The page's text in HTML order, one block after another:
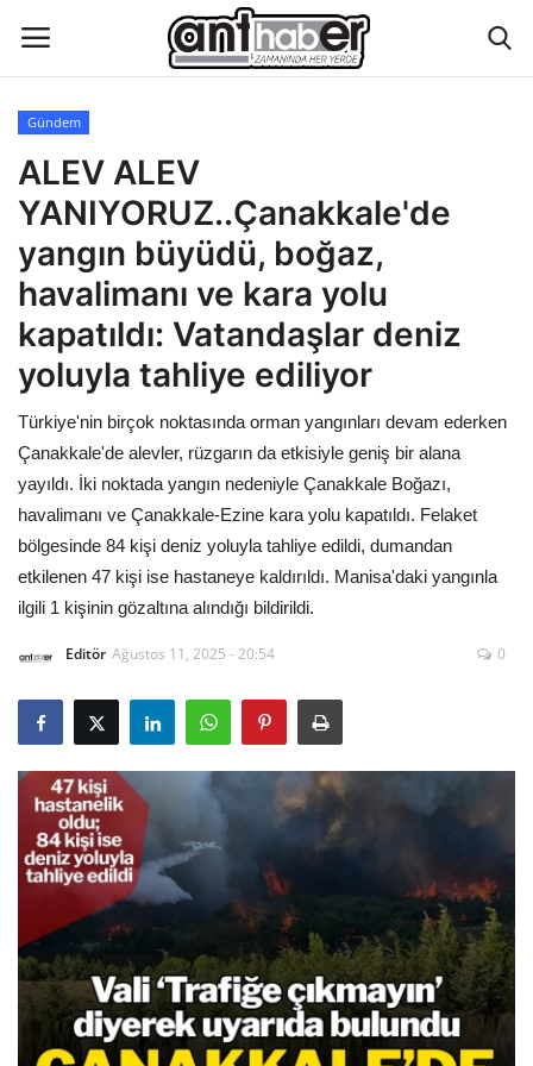
Künye
Eğitim
Aktüel Magazin
Hakkımızda
Asayiş
Çevre
Gizlilik Politikası
Reklam ve İşbirliği
Bodrum Trafik Yoğunluk Haritası
Turizm
Siyaset
Bodrum Nöbetçi Eczaneler
Köşe Yazarları
Spor
Gündem
ALEV ALEV
YANIYORUZ..Çanakkale'de
yangın büyüdü, boğaz,
havalimanı ve kara yolu
kapatıldı: Vatandaşlar deniz
yoluyla tahliye ediliyor
Türkiye'nin birçok noktasında orman yangınları devam ederken
Çanakkale'de alevler, rüzgarın da etkisiyle geniş bir alana
yayıldı. İki noktada yangın nedeniyle Çanakkale Boğazı,
havalimanı ve Çanakkale-Ezine kara yolu kapatıldı. Felaket
bölgesinde 84 kişi deniz yoluyla tahliye edildi, dumandan
etkilenen 47 kişi ise hastaneye kaldırıldı. Manisa'daki yangınla
ilgili 1 kişinin gözaltına alındığı bildirildi.
Editör Ağustos 11, 2025 - 20:54 0